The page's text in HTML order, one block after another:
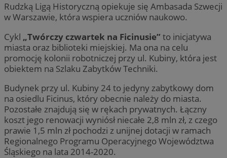
Rudzką Ligą Historyczną opiekuje się Ambasada Szwecji
w Warszawie, która wspiera uczniów naukowo.
Cykl „Twórczy czwartek na Ficinusie” to inicjatywa
miasta oraz biblioteki miejskiej. Ma ona na celu
promocję kolonii robotniczej przy ul. Kubiny, która jest
obiektem na Szlaku Zabytków Techniki.
Budynek przy ul. Kubiny 24 to jedyny zabytkowy dom
na osiedlu Ficinus, który obecnie należy do miasta.
Pozostałe znajdują się w rękach prywatnych. Łączny
koszt jego renowacji wyniósł niecałe 2,8 mln zł, z czego
prawie 1,5 mln zł pochodzi z unijnej dotacji w ramach
Regionalnego Programu Operacyjnego Województwa
Śląskiego na lata 2014-2020.